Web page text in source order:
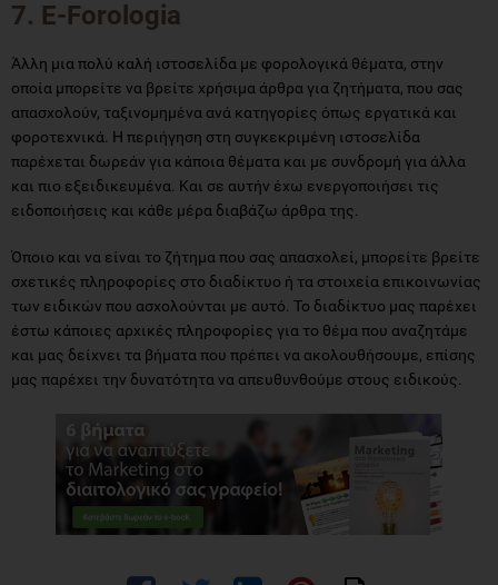
7. E-Forologia
Άλλη μια πολύ καλή ιστοσελίδα με φορολογικά θέματα, στην
οποία μπορείτε να βρείτε χρήσιμα άρθρα για ζητήματα, που σας
απασχολούν, ταξινομημένα ανά κατηγορίες όπως εργατικά και
φοροτεχνικά. Η περιήγηση στη συγκεκριμένη ιστοσελίδα
παρέχεται δωρεάν για κάποια θέματα και με συνδρομή για άλλα
και πιο εξειδικευμένα. Και σε αυτήν έχω ενεργοποιήσει τις
ειδοποιήσεις και κάθε μέρα διαβάζω άρθρα της.
Όποιο και να είναι το ζήτημα που σας απασχολεί, μπορείτε βρείτε
σχετικές πληροφορίες στο διαδίκτυο ή τα στοιχεία επικοινωνίας
των ειδικών που ασχολούνται με αυτό. Το διαδίκτυο μας παρέχει
έστω κάποιες αρχικές πληροφορίες για το θέμα που αναζητάμε
και μας δείχνει τα βήματα που πρέπει να ακολουθήσουμε, επίσης
μας παρέχει την δυνατότητα να απευθυνθούμε στους ειδικούς.